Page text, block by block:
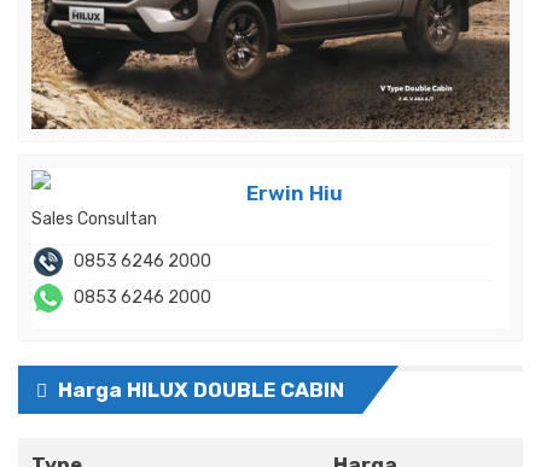
Erwin Hiu
Sales Consultan
0853 6246 2000
0853 6246 2000
Harga HILUX DOUBLE CABIN